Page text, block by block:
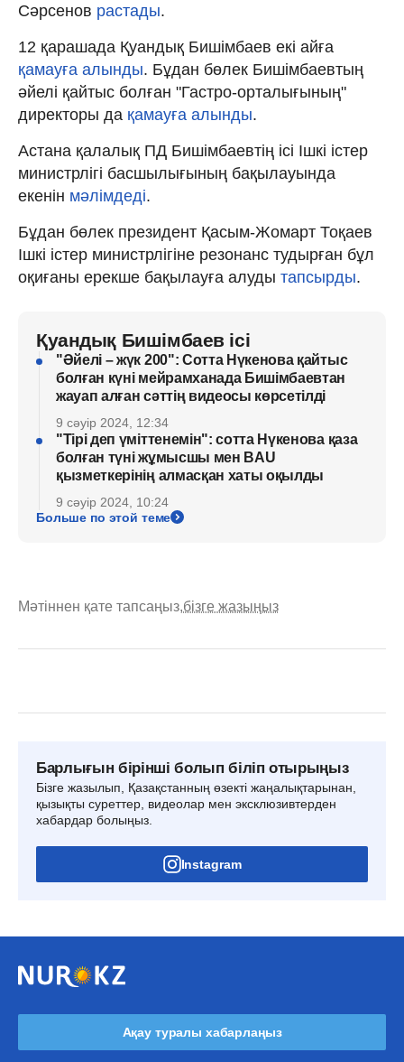
Сәрсенов растады.
12 қарашада Қуандық Бишімбаев екі айға
қамауға алынды. Бұдан бөлек Бишімбаевтың
әйелі қайтыс болған "Гастро-орталығының"
директоры да қамауға алынды.
Астана қалалық ПД Бишімбаевтің ісі Ішкі істер
министрлігі басшылығының бақылауында
екенін мәлімдеді.
Бұдан бөлек президент Қасым-Жомарт Тоқаев
Ішкі істер министрлігіне резонанс тудырған бұл
оқиғаны ерекше бақылауға алуды тапсырды.
Қуандық Бишімбаев ісі
"Әйелі – жүк 200": Сотта Нүкенова қайтыс
болған күні мейрамханада Бишімбаевтан
жауап алған сәттің видеосы көрсетілді
9 сәуір 2024, 12:34
"Тірі деп үміттенемін": сотта Нүкенова қаза
болған түні жұмысшы мен BAU
қызметкерінің алмасқан хаты оқылды
9 сәуір 2024, 10:24
Больше по этой теме
Мәтіннен қате тапсаңыз,бізге жазыңыз
Барлығын бірінші болып біліп отырыңыз
Бізге жазылып, Қазақстанның өзекті жаңалықтарынан,
қызықты суреттер, видеолар мен эксклюзивтерден
хабардар болыңыз.
Instagram
Ақау туралы хабарлаңыз